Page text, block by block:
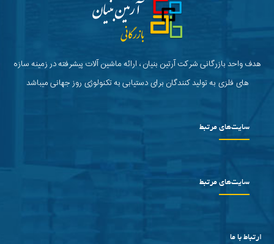
هدف واحد بازرگانی شرکت آرتین بنیان ، ارائه ماشین آلات پیشرفته در زمینه سازه
های فلزی به تولید کنندگان برای دستیابی به تکنولوژی روز جهانی میباشد
سایت‌های مرتبط
سایت‌های مرتبط
ارتباط با ما